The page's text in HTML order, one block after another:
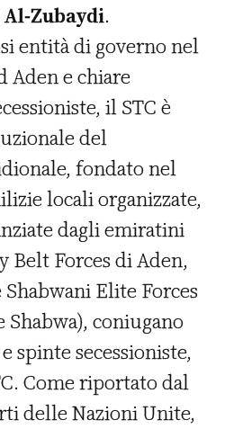
Zubaydi.
entità di governo nel
Aden e chiare
il STC è
del
fondato nel
locali organizzate,
dagli emiratini
Belt Forces di Aden,
Elite Forces
coniugano
spinte secessioniste,
Come riportato dal
delle Nazioni Unite,